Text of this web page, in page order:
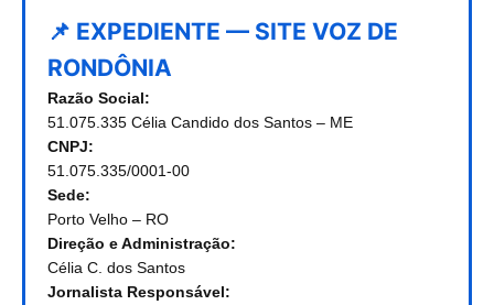
📌 EXPEDIENTE — SITE VOZ DE
RONDÔNIA
Razão Social:
51.075.335 Célia Candido dos Santos – ME
CNPJ:
51.075.335/0001-00
Sede:
Porto Velho – RO
Direção e Administração:
Célia C. dos Santos
Jornalista Responsável: